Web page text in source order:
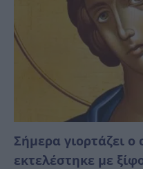
Σήμερα γιορτάζει ο
εκτελέστηκε με